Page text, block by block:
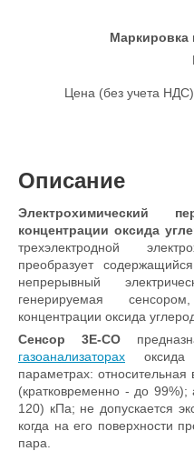
Цена (без учета
Описание
Электрохимический
концентрации оксида
трехэлектродной
преобразует
непрерывный
генерируемая
концентрации оксида
Сенсор
3E-CO
газоанализаторах оксида
параметрах:
(кратковременно - до
120) кПа; не допускается
когда на его поверхности
пара.